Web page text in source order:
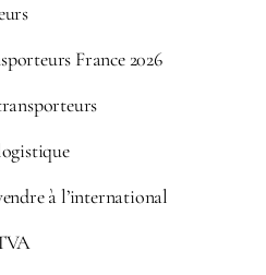
France 2026
à l’international